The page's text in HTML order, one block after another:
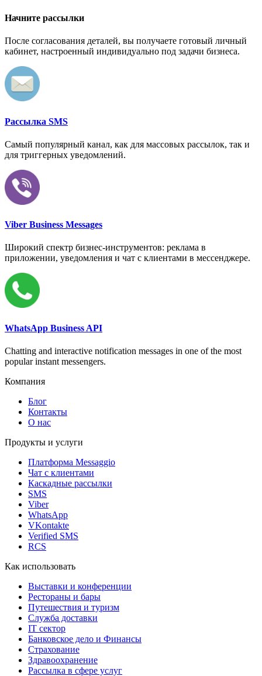
Начните рассылки
После согласования деталей, вы получаете готовый личный
кабинет, настроенный индивидуально под задачи бизнеса.
Рассылка SMS
Самый популярный канал, как для массовых рассылок, так и
для триггерных уведомлений.
Viber Business Messages
Широкий спектр бизнес-инструментов: реклама в
приложении, уведомления и чат с клиентами в мессенджере.
WhatsApp Business API
Chatting and interactive notification messages in one of the most
popular instant messengers.
Компания
Блог
Контакты
О нас
Продукты и услуги
Платформа Messaggio
Чат с клиентами
Каскадные рассылки
SMS
Viber
WhatsApp
VKontakte
Verified SMS
RCS
Как использовать
Выставки и конференции
Рестораны и бары
Путешествия и туризм
Служба доставки
IT сектор
Банковское дело и Финансы
Страхование
Здравоохранение
Рассылка в сфере услуг